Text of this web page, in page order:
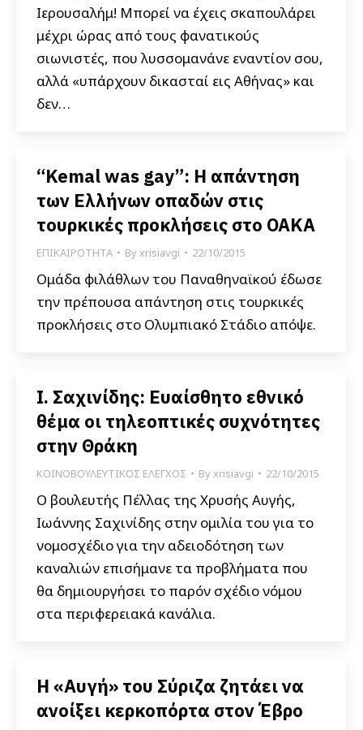
Ιερουσαλήμ! Μπορεί να έχεις σκαπουλάρει
μέχρι ώρας από τους φανατικούς
σιωνιστές, που λυσσομανάνε εναντίον σου,
αλλά «υπάρχουν δικασταί εις Αθήνας» και
δεν…
“Kemal was gay”: Η απάντηση
των Ελλήνων οπαδών στις
τουρκικές προκλήσεις στο ΟΑΚΑ
ΕΠΙΚΑΙΡΟΤΗΤΑ Byxrisiavgi 22/10/2015
Ομάδα φιλάθλων του Παναθηναϊκού έδωσε
την πρέπουσα απάντηση στις τουρκικές
προκλήσεις στο Ολυμπιακό Στάδιο απόψε.
Ι. Σαχινίδης: Ευαίσθητο εθνικό
θέμα οι τηλεοπτικές συχνότητες
στην Θράκη
ΚΟΙΝΟΒΟΥΛΕΥΤΙΚΟΣ ΕΛΕΓΧΟΣ Byxrisiavgi 22/10/2015
Ο βουλευτής Πέλλας της Χρυσής Αυγής,
Ιωάννης Σαχινίδης στην ομιλία του για το
νομοσχέδιο για την αδειοδότηση των
καναλιών επισήμανε τα προβλήματα που
θα δημιουργήσει το παρόν σχέδιο νόμου
στα περιφερειακά κανάλια.
Η «Αυγή» του Σύριζα ζητάει να
ανοίξει κερκοπόρτα στον Έβρο